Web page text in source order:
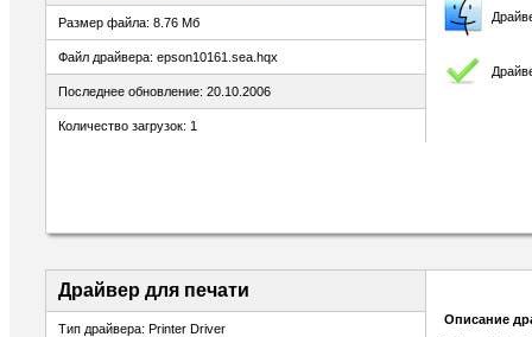
Размер файла: 8.76 Мб
Файл драйвера: epson10161.sea.hqx
Последнее обновление: 20.10.2006
Количество загрузок: 1
Драйвер для печати
Тип драйвера: Printer Driver
Описание